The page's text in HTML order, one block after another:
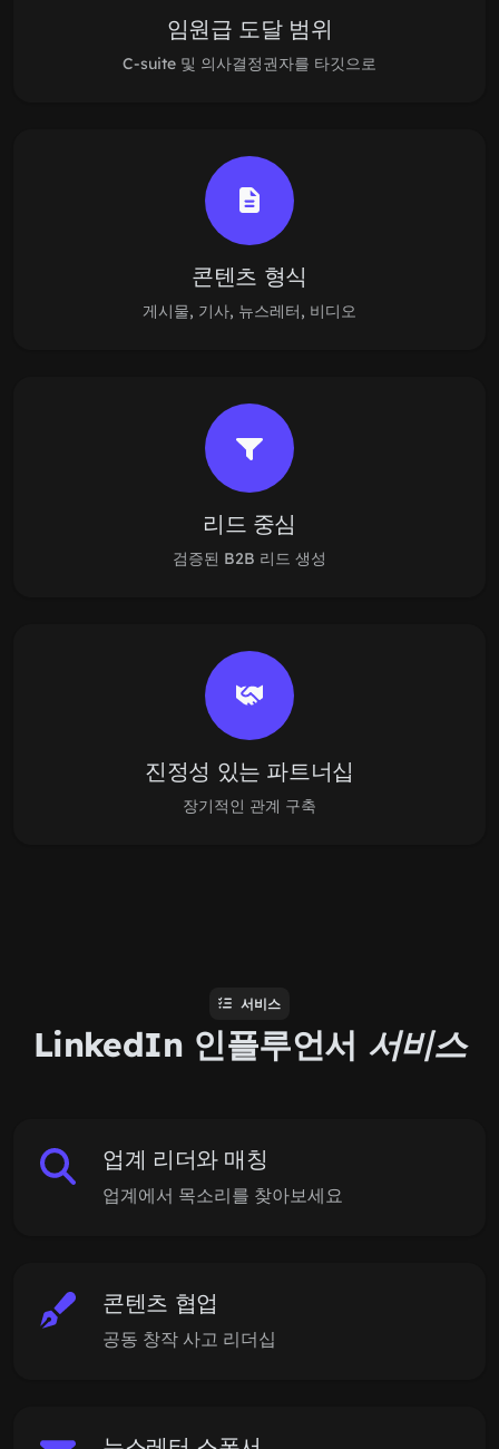
임원급 도달 범위
C-suite 및 의사결정권자를 타깃으로
콘텐츠 형식
게시물, 기사, 뉴스레터, 비디오
리드 중심
검증된 B2B 리드 생성
진정성 있는 파트너십
장기적인 관계 구축
서비스
LinkedIn 인플루언서 서비스
업계 리더와 매칭
업계에서 목소리를 찾아보세요
콘텐츠 협업
공동 창작 사고 리더십